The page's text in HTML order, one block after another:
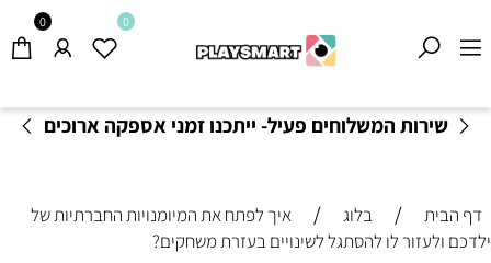
שירות המשלוחים פעיל- ייתכנו זמני אספקה ארוכים
0 0
דף הבית / בלוג /
איך לפתח את המיומנויות החברתיות של
ילדכם ולעזור לו להסתגל לשינויים בעזרת משחקים?